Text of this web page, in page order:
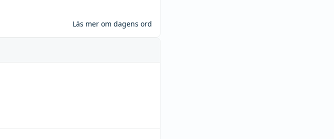
Läs mer om dagens ord